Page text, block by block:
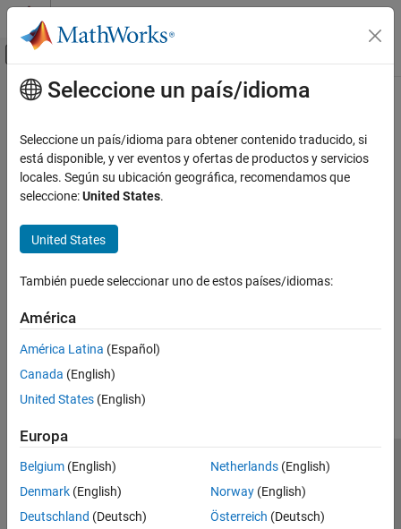
Saltar al contenido
Mostrar/ocultar menú de navegación
Inicio de Documentación
Categoría
Requirements Toolbox
Introducción a System Composer
Arquitecturas, requisitos y asignaciones
Crear vistas personalizadas
Analizar modelos de arquitectura
Importar y exportar modelos de
arquitectura
Organizar datos de arquitectura
Diseñar arquitecturas de software
Contenido principal
¿Qué tan útil fue esta traducción?
Seleccione un país/idioma
Seleccione un país/idioma para obtener contenido traducido, si
está disponible, y ver eventos y ofertas de productos y servicios
locales. Según su ubicación geográfica, recomendamos que
seleccione:United States.
United States
También puede seleccionar uno de estos países/idiomas:
América
América Latina (Español)
Canada (English)
United States (English)
Europa
Belgium (English)
Denmark (English)
Deutschland (Deutsch)
Netherlands(English)
Norway(English)
Österreich (Deutsch)
Centro de confianza
Marcas comerciales
Política de privacidad
Antipiratería
Estado de las aplicaciones
Información de contacto